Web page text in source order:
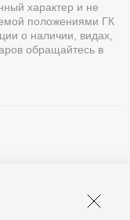
характер и не
положениями ГК
о наличии, видах,
обращайтесь в